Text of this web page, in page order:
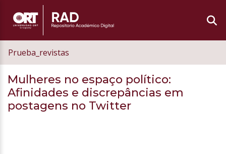
Prueba_revistas
Mulheres no espaço político:
Afinidades e discrepâncias em
postagens no Twitter